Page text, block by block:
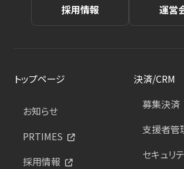
採用情報 運営
トップページ
お知らせ
PRTIMES
採用情報
決済/CRM
募集決済
支援者管
セキュリ